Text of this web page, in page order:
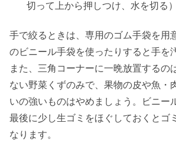
切って上から押しつけ、水を切る）
手で絞るときは、専用のゴム手袋を用
のビニール手袋を使ったりすると手を
また、三角コーナーに一晩放置するの
ない野菜くずのみで、果物の皮や魚・
いの強いものはやめましょう。ビニー
最後に少し生ゴミをほぐしておくとゴ
なります。